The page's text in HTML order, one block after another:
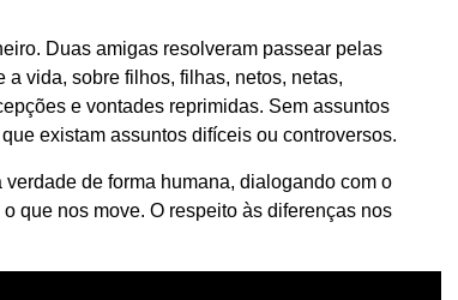
Duas amigas resolveram passear pelas
vida, sobre filhos, filhas, netos, netas,
e vontades reprimidas. Sem assuntos
existam assuntos difíceis ou controversos.
de forma humana, dialogando com o
que nos move. O respeito às diferenças nos